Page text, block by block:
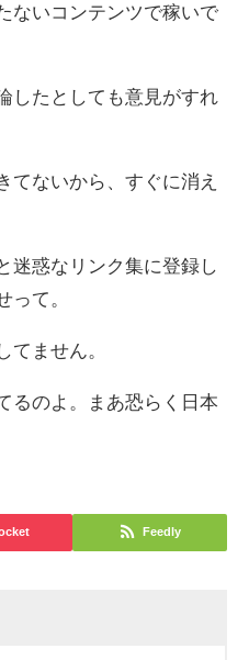
ないコンテンツで稼いで
したとしても意見がすれ
てないから、すぐに消え
迷惑なリンク集に登録し
って。
てません。
るのよ。まあ恐らく日本
Feedly